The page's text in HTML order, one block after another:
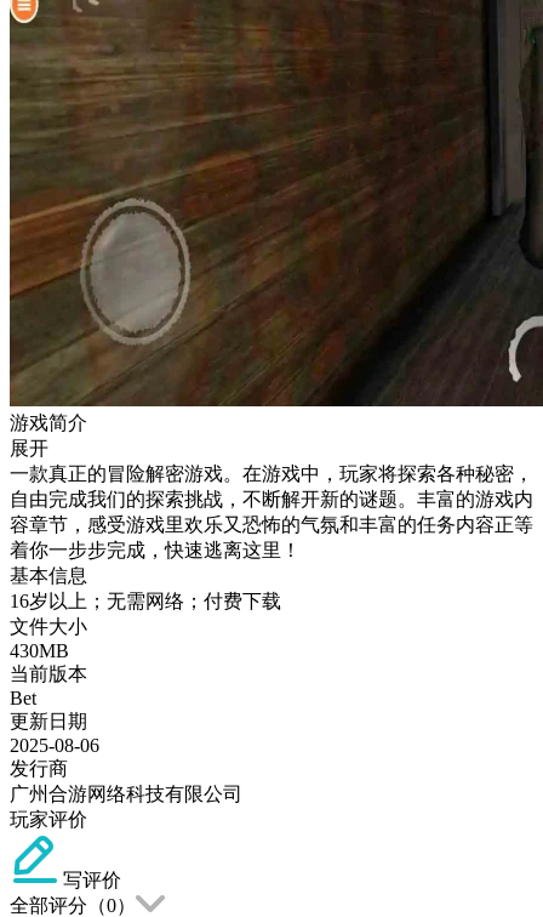
游戏简介
展开
一款真正的冒险解密游戏。在游戏中，玩家将探索各种秘密，
自由完成我们的探索挑战，不断解开新的谜题。丰富的游戏内
容章节，感受游戏里欢乐又恐怖的气氛和丰富的任务内容正等
着你一步步完成，快速逃离这里！
基本信息
16岁以上；无需网络；付费下载
文件大小
430MB
当前版本
Bet
更新日期
2025-08-06
发行商
广州合游网络科技有限公司
玩家评价
写评价
全部评分（0）